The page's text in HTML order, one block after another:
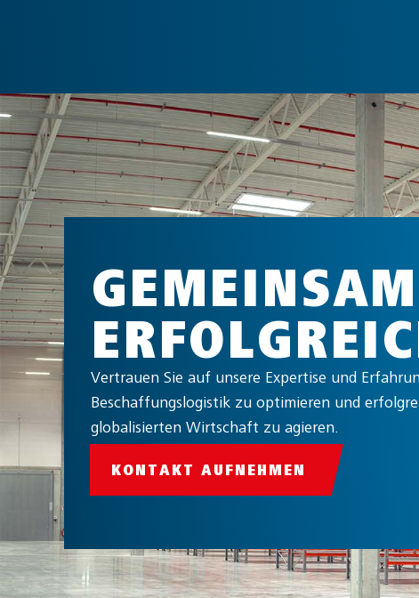
GEMEINSAM
Vertrauen Sie auf unsere Expertise und
Beschaffungslogistik zu optimieren und
globalisierten Wirtschaft zu agieren.
KONTAKT AUFNEHMEN